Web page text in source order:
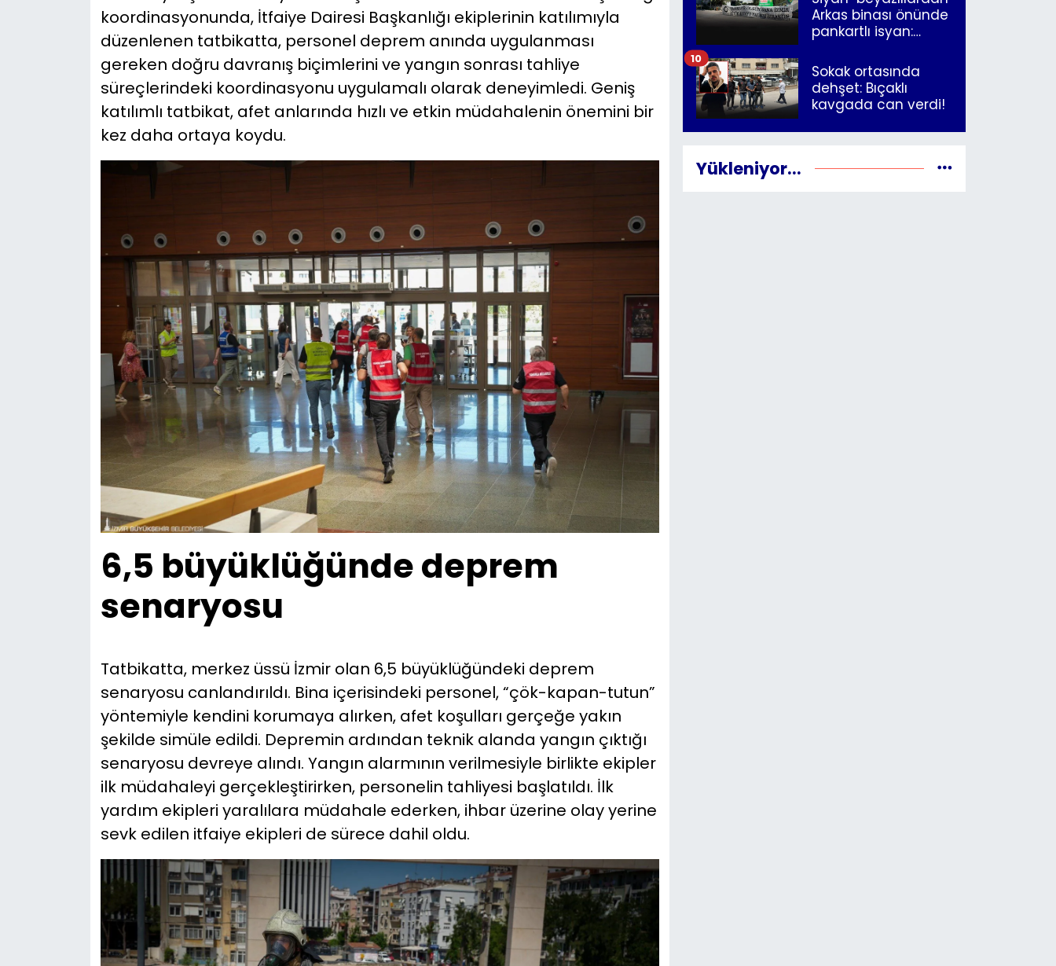
koordinasyonunda, İtfaiye Dairesi Başkanlığı ekiplerinin katılımıyla
düzenlenen tatbikatta, personel deprem anında uygulanması
gereken doğru davranış biçimlerini ve yangın sonrası tahliye
süreçlerindeki koordinasyonu uygulamalı olarak deneyimledi. Geniş
katılımlı tatbikat, afet anlarında hızlı ve etkin müdahalenin önemini bir
kez daha ortaya koydu.
6,5 büyüklüğünde deprem
senaryosu
Tatbikatta, merkez üssü İzmir olan 6,5 büyüklüğündeki deprem
senaryosu canlandırıldı. Bina içerisindeki personel, “çök-kapan-tutun”
yöntemiyle kendini korumaya alırken, afet koşulları gerçeğe yakın
şekilde simüle edildi. Depremin ardından teknik alanda yangın çıktığı
senaryosu devreye alındı. Yangın alarmının verilmesiyle birlikte ekipler
ilk müdahaleyi gerçekleştirirken, personelin tahliyesi başlatıldı. İlk
yardım ekipleri yaralılara müdahale ederken, ihbar üzerine olay yerine
sevk edilen itfaiye ekipleri de sürece dahil oldu.
Arkas binası önünde
pankartlı isyan:
İzmir"
Sokak ortasında
dehşet: Bıçaklı
kavgada can verdi!
10
Yükleniyor...